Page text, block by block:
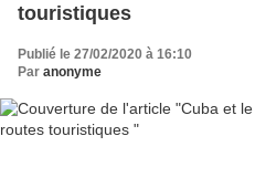
touristiques
Publié le 27/02/2020 à 16:10
Par anonyme